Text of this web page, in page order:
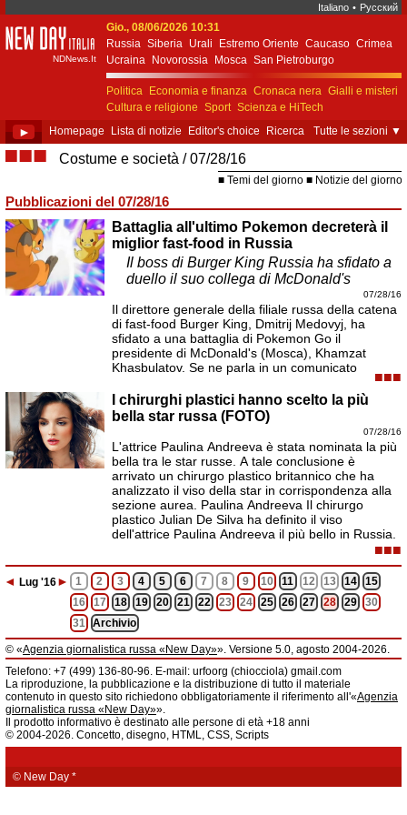
Italiano • Русский
New Day Italia
NDNews.It
Gio., 08/06/2026 10:31
Russia Siberia Urali Estremo Oriente Caucaso Crimea
Ucraina
Novorossia Mosca San Pietroburgo
Ekaterinburgo Kiev Simferopol
Sebastopoli
Politica
Economia e finanza Cronaca nera Gialli e misteri
Cultura e religione Sport Scienza e HiTech
Costume e società
Unione Europea
► Homepage Lista di notizie Editor's choice Ricerca Tutte le sezioni ▼
■■■ Costume e società 07/28/16
Temi del giorno Notizie del giorno
Pubblicazioni del 07/28/16
Battaglia all'ultimo Pokemon decreterà il
miglior fast-food in Russia
Il boss di Burger King Russia ha sfidato a
duello il suo collega di McDonald's
07/28/16
Il direttore generale della filiale russa della catena
di fast-food Burger King, Dmitrij Medovyj, ha
sfidato a una battaglia di Pokemon Go il
presidente di McDonald's (Mosca), Khamzat
Khasbulatov. Se ne parla in un comunicato
■■■
I chirurghi plastici hanno scelto la più
bella star russa (FOTO)
07/28/16
L'attrice Paulina Andreeva è stata nominata la più
bella tra le star russe. A tale conclusione è
arrivato un chirurgo plastico britannico che ha
analizzato il viso della star in corrispondenza alla
sezione aurea. Paulina Andreeva Il chirurgo
plastico Julian De Silva ha definito il viso
dell'attrice Paulina Andreeva il più bello in Russia.
■■■
◄ Lug '16► 1 2 3 4 5 6 7 8 9 10 11 12 13 14
15
16
17 18 19 20 21 22 23 24 25 26 27 28 29
30
31
Archivio
© «Agenzia giornalistica russa «New Day»». Versione 5.0, agosto 2004-2026.
Informazioni
Agenzia giornalistica russa «New Day» registrata dal Servizio federale di
telecomunicazioni, tecnologie informatiche e mass media della Federazione
Russa. Certificato di registrazione dei mass media: EL № FS 77 - 61044 del 5
marzo 2015.
Fondatore: «New Day» S.r.l., indirizzo di redazione: 620014, città di
Ekaterinburgo, via Radišev, pal.6, scala «А», uff. 1104.
fornisce informazioni.
Telefono: +7 (499) 136-80-96. E-mail: urfoorg (chiocciola) gmail.com
La riproduzione, la pubblicazione e la distribuzione di tutto il materiale
contenuto in questo sito richiedono obbligatoriamente il riferimento all'«Agenzia
giornalistica russa «New Day»».
Il prodotto informativo è destinato alle persone di età +18 anni
© 2004-2026. Concetto, disegno, HTML, CSS, Scripts
© New Day *